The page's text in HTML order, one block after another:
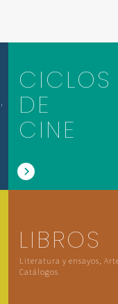
CICLOS
DE
CINE
LIBROS
Literatura y ensayos,
Catálogos